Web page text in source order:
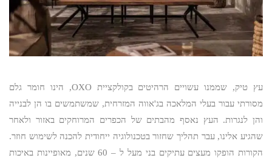
עץ טיק, שממנו עשויים הרהיטים בקולקציית OXO, הינו חומר גלם
מסורתי עבור בעלי המלאכה בג'אווה המזרחית, שמשתמשים בו הן לבנייה
והן לנגרות. העץ נאסף מהבתים של הכפרים המרוחקים באזור ולאחר
שהגיע אלינו, עבר תהליך שחזור בטכנולוגיה ייחודית להכנה לשימוש חוזר.
הקורות הופקו מעצים עתיקים בני מעל ל – 60 שנים, מאופיינות באיכות